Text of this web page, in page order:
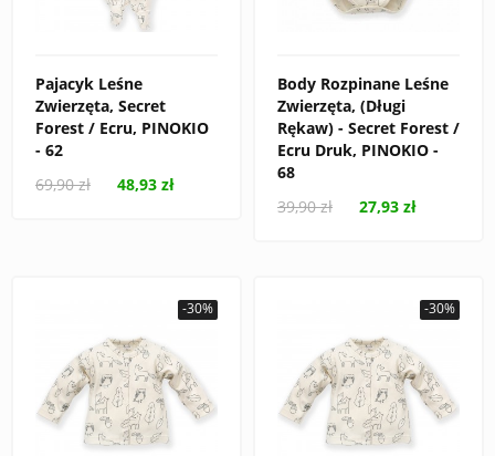
Pajacyk Leśne
Zwierzęta, Secret
Forest / Ecru, PINOKIO
- 62
69,90 zł
48,93 zł
Body Rozpinane Leśne
Zwierzęta, (Długi
Rękaw) - Secret Forest /
Ecru Druk, PINOKIO -
68
39,90 zł
27,93 zł
-30% -30%